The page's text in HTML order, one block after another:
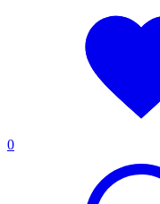
0